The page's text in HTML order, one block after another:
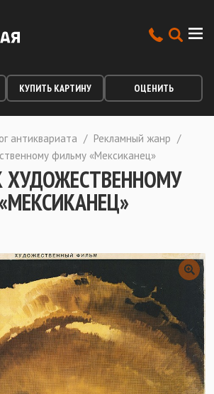
КУПИТЬ КАРТИНУ ОЦЕНИТЬ
антиквариата / Рекламный жанр /
фильму «Мексиканец»
ХУДОЖЕСТВЕННОМУ